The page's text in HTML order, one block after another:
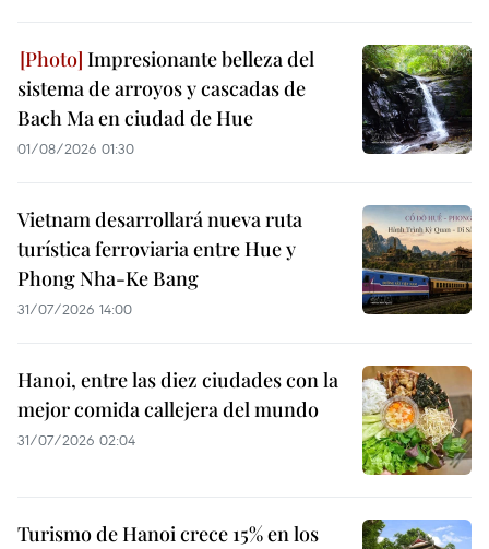
Impresionante belleza del
sistema de arroyos y cascadas de
Bach Ma en ciudad de Hue
01/08/2026 01:30
Vietnam desarrollará nueva ruta
turística ferroviaria entre Hue y
Phong Nha-Ke Bang
31/07/2026 14:00
Hanoi, entre las diez ciudades con la
mejor comida callejera del mundo
31/07/2026 02:04
Turismo de Hanoi crece 15% en los